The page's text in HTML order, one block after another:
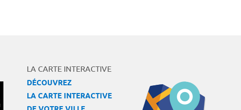
LA CARTE INTERACTIVE
DÉCOUVREZ
LA CARTE INTERACTIVE